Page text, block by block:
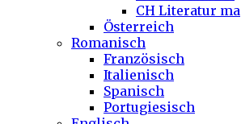
CH Literatur ma
Österreich
Romanisch
Französisch
Italienisch
Spanisch
Portugiesisch